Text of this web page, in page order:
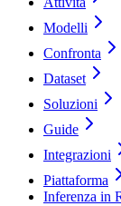
Modelli
Confronta
Dataset
Soluzioni
Guide
Integrazioni
Piattaforma
Inferenza in